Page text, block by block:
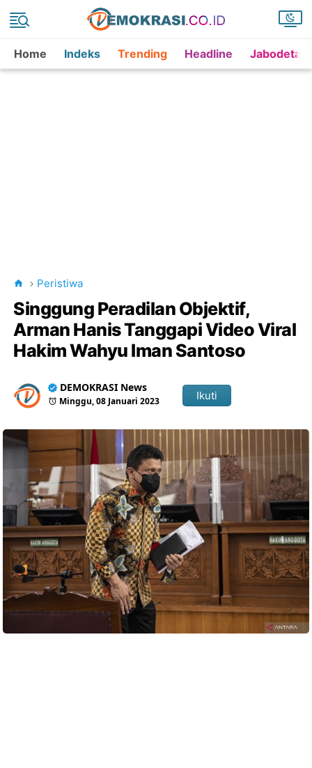
Home Indeks Trending Headline
Peristiwa
Singgung Peradilan Objektif,
Arman Hanis Tanggapi Video Viral
Hakim Wahyu Iman Santoso
DEMOKRASI News
Minggu, 08 Januari 2023 Ikuti